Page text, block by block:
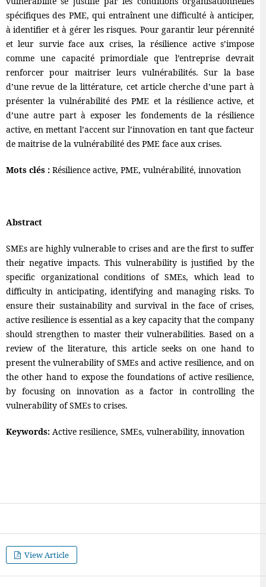
spécifiques des PME, qui entraînent une difficulté à anticiper,
à identifier et à gérer les risques. Pour garantir leur pérennité
et leur survie face aux crises, la résilience active s’impose
comme une capacité primordiale que l’entreprise devrait
renforcer pour maitriser leurs vulnérabilités. Sur la base
d’une revue de la littérature, cet article cherche d’une part à
présenter la vulnérabilité des PME et la résilience active, et
d’une autre part à exposer les fondements de la résilience
active, en mettant l’accent sur l’innovation en tant que facteur
de maitrise de la vulnérabilité des PME face aux crises.
Mots clés : Résilience active, PME, vulnérabilité, innovation
Abstract
SMEs are highly vulnerable to crises and are the first to suffer
their negative impacts. This vulnerability is justified by the
specific organizational conditions of SMEs, which lead to
difficulty in anticipating, identifying and managing risks. To
ensure their sustainability and survival in the face of crises,
active resilience is essential as a key capacity that the company
should strengthen to master their vulnerabilities. Based on a
review of the literature, this article seeks on one hand to
present the vulnerability of SMEs and active resilience, and on
the other hand to expose the foundations of active resilience,
by focusing on innovation as a factor in controlling the
vulnerability of SMEs to crises.
Keywords: Active resilience, SMEs, vulnerability, innovation
View Article